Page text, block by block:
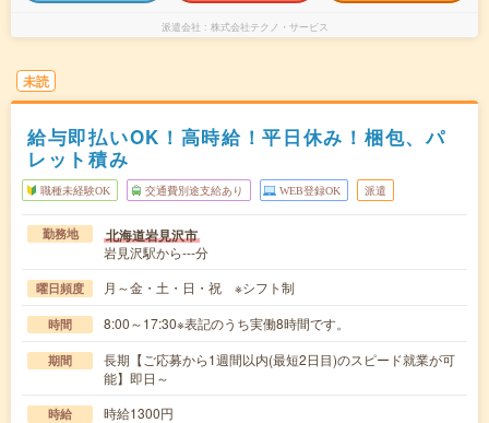
派遣会社 株式会社テクノ・サービス
未読
給与即払いOK！高時給！平日休み！梱包、パ
レット積み
職種未経験OK 交通費別途支給あり WEB登録OK 派遣
勤務地 北海道岩見沢市
岩見沢駅から---分
曜日頻度 月～金・土・日・祝 ※シフト制
時間 8:00～17:30※表記のうち実働8時間です。
期間
長期【ご応募から1週間以内(最短2日目)のスピード就業が可
能】即日～
時給 時給1300円